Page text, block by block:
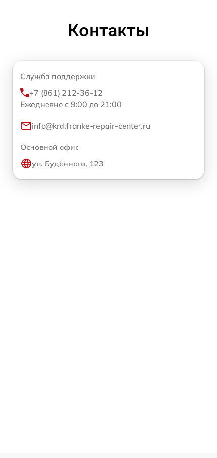
Контакты
Служба поддержки
+7 (861) 212-36-12
Ежедневно с 9:00 до 21:00
info@krd.franke-repair-center.ru
Основной офис
ул. Будённого, 123